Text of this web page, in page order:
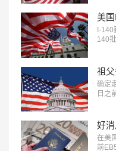
移民​
南一
I-
140
定”
确定
日之
在美
前